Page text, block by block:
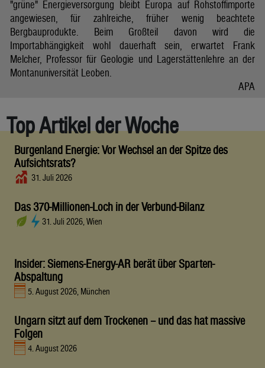
"grüne" Energieversorgung bleibt Europa auf Rohstoffimporte
angewiesen, für zahlreiche, früher wenig beachtete
Bergbauprodukte. Beim Großteil davon wird die
Importabhängigkeit wohl dauerhaft sein, erwartet Frank
Melcher, Professor für Geologie und Lagerstättenlehre an der
Montanuniversität Leoben.
APA
Top Artikel der Woche
Burgenland Energie: Vor Wechsel an der Spitze des
Aufsichtsrats?
31. Juli 2026
Das 370-Millionen-Loch in der Verbund-Bilanz
31. Juli 2026, Wien
Insider: Siemens-Energy-AR berät über Sparten-
Abspaltung
5. August 2026, München
Ungarn sitzt auf dem Trockenen – und das hat massive
Folgen
4. August 2026